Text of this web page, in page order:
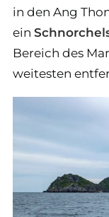
in den Ang
ein
Bereich des
weitesten